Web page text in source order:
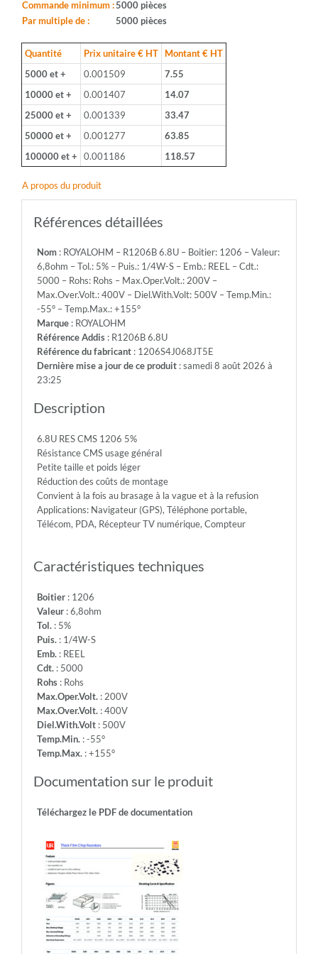
1206
-
6,8ohm
-
Tol.:
5%
-
Puis.:
1/4W-
S
-
-
Cdt.:
Rohs:
Rohs
-
Max.Oper.Volt.:
200V
-
Max.Over.Volt.:
400V
-55°
-
Temp.Max.:
+155°
Commande minimum :5000 pièces
Par multiple de :
5000 pièces
Quantité Prix unitaire € HT
Montant € HT
5000 et +
0.001509
7.55
10000 et +
0.001407
14.07
25000 et +
0.001339
33.47
50000 et +
0.001277
63.85
100000 et +
0.001186 118.57
A propos du produit
Références détaillées
Nom: ROYALOHM – R1206B 6.8U – Boitier: 1206 – Valeur:
6,8ohm – Tol.: 5% – Puis.: 1/4W-S – Emb.: REEL – Cdt.:
5000 – Rohs: Rohs – Max.Oper.Volt.: 200V –
Max.Over.Volt.: 400V – Diel.With.Volt: 500V – Temp.Min.:
-55° – Temp.Max.: +155°
Marque: ROYALOHM
Référence Addis: R1206B 6.8U
Référence du fabricant: 1206S4J068JT5E
Dernière mise a jour de ce produit: samedi 8 août 2026 à
23:25
Description
6.8U RES CMS 1206 5%
Résistance CMS usage général
Petite taille et poids léger
Réduction des coûts de montage
Convient à la fois au brasage à la vague et à la refusion
Applications: Navigateur (GPS), Téléphone portable,
Télécom, PDA, Récepteur TV numérique, Compteur
Caractéristiques techniques
Boitier: 1206
Valeur: 6,8ohm
Tol.: 5%
Puis.: 1/4W-S
Emb.: REEL
Cdt.: 5000
Rohs: Rohs
Max.Oper.Volt.: 200V
Max.Over.Volt.: 400V
Diel.With.Volt: 500V
Temp.Min.: -55°
Temp.Max.: +155°
Documentation sur le produit
Téléchargez le PDF de documentation